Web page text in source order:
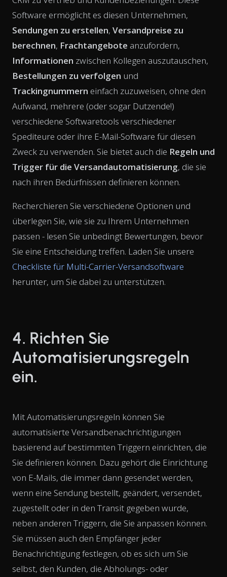
Software ermöglicht es diesen Unternehmen,
Sendungen zu erstellen, Versandpreise zu
berechnen, Frachtangebote anzufordern,
Informationen zwischen Kollegen auszutauschen,
Bestellungen zu verfolgen und
Trackingnummern einfach zuzuweisen, ohne den
Aufwand, mehrere (oder sogar Dutzende!)
verschiedene Softwaretools verschiedener
Spediteure oder ihre E-Mail-Software für diesen
Zweck zu verwenden. Sie bietet auch die Regeln und
Trigger für die Versandautomatisierung, die sie
nach ihren Bedürfnissen definieren können.
Recherchieren Sie verschiedene Optionen und
überlegen Sie, wie sie zu Ihrem Unternehmen
passen - lesen Sie unbedingt Bewertungen, bevor
Sie eine Entscheidung treffen. Laden Sie unsere
Checkliste für Multi-Carrier-Versandsoftware
herunter, um Sie dabei zu unterstützen.
4. Richten Sie
Automatisierungsregeln
ein.
Mit Automatisierungsregeln können Sie
automatisierte Versandbenachrichtigungen
basierend auf bestimmten Triggern einrichten, die
Sie definieren können. Dazu gehört die Einrichtung
von E-Mails, die immer dann gesendet werden,
wenn eine Sendung bestellt, geändert, versendet,
zugestellt oder in den Transit gegeben wurde,
neben anderen Triggern, die Sie anpassen können.
Sie müssen auch den Empfänger jeder
Benachrichtigung festlegen, ob es sich um Sie
selbst, den Kunden, die Abholungs- oder